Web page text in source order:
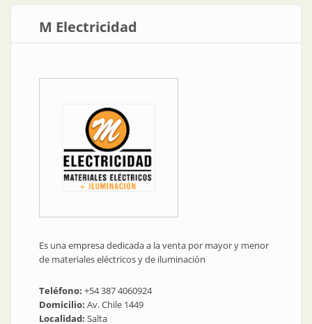
M Electricidad
Es una empresa dedicada a la venta por mayor y menor
de materiales eléctricos y de iluminación
Teléfono: +54 387 4060924
Domicilio: Av. Chile 1449
Localidad: Salta